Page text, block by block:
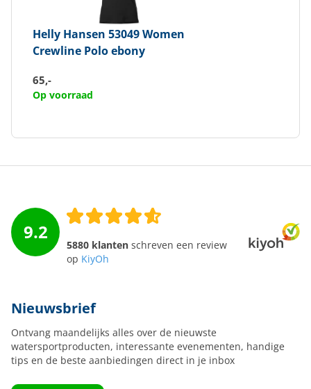
Helly Hansen 53049 Women
Crewline Polo ebony
65,-
Op voorraad
9.2
5880 klanten schreven een review
op KiyOh
Nieuwsbrief
Ontvang maandelijks alles over de nieuwste
watersportproducten, interessante evenementen, handige
tips en de beste aanbiedingen direct in je inbox